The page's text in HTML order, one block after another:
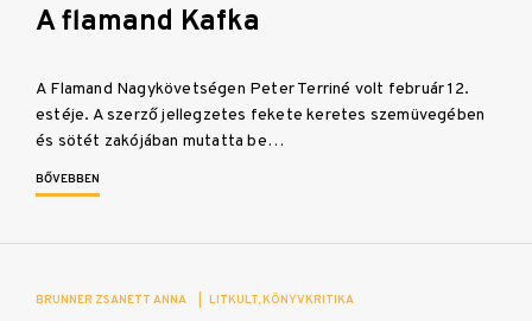
A flamand Kafka
A Flamand Nagykövetségen Peter Terriné volt február 12.
estéje. A szerző jellegzetes fekete keretes szemüvegében
és sötét zakójában mutatta be…
BŐVEBBEN
BRUNNER ZSANETT ANNA LITKULT KÖNYVKRITIKA